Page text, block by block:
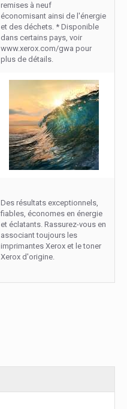
remises à neuf
économisant ainsi de l'énergie
et des déchets. * Disponible
dans certains pays, voir
www.xerox.com/gwa pour
plus de détails.
Des résultats exceptionnels,
fiables, économes en énergie
et éclatants. Rassurez-vous en
associant toujours les
imprimantes Xerox et le toner
Xerox d'origine.